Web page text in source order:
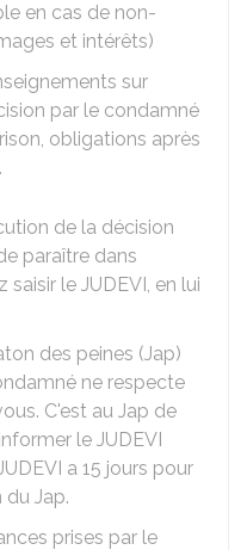
en cas de non-
et intérêts)
sur
par le condamné
obligations après
de la décision
paraître dans
saisir le JUDEVI, en lui
des peines (Jap)
ne respecte
C'est au Jap de
le JUDEVI
a 15 jours pour
Jap.
prises par le